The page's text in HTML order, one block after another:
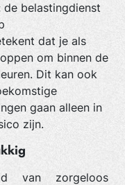
de belastingdienst
dat je als
om binnen de
Dit kan ook
gaan alleen in
zijn.
van zorgeloos